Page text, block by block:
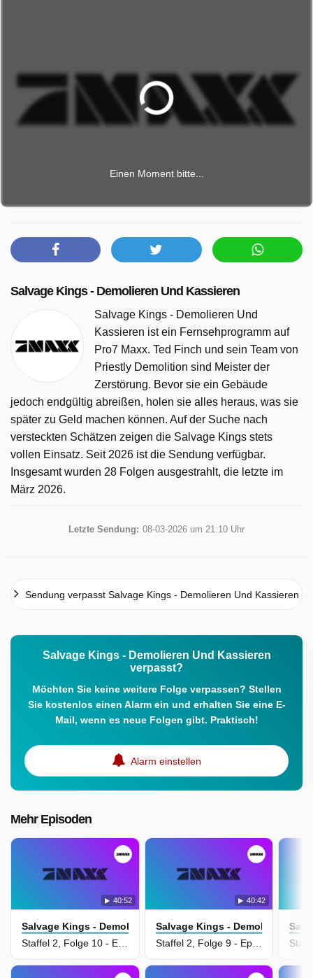
Einen Moment bitte...
Salvage Kings - Demolieren Und Kassieren
Salvage Kings - Demolieren Und
Kassieren ist ein Fernsehprogramm auf
Pro7 Maxx. Ted Finch und sein Team von
Priestly Demolition sind Meister der
Zerstörung. Bevor sie ein Gebäude
jedoch endgültig abreißen, holen sie alles heraus, was sie
später zu Geld machen können. Auf der Suche nach
versteckten Schätzen zeigen die Salvage Kings stets
vollen Einsatz. Seit 2026 ist die Sendung verfügbar.
Insgesamt wurden 28 Folgen ausgestrahlt, die letzte im
März 2026.
Letzte Sendung: 08-03-2026 um 21:10 Uhr
Sendung verpasst Salvage Kings - Demolieren Und Kassieren
Salvage Kings - Demolieren Und Kassieren
verpasst?
Möchten Sie keine weitere Folge verpassen? Stellen
Sie kostenlos einen Alarm ein und erhalten Sie eine E-
Mail, wenn es neue Folgen gibt. Praktisch!
Alarm einstellen
Mehr Episoden
40:52
Salvage Kings - Demolieren Und Kassieren
Staffel 2, Folge 10 - Episode 10
40:42
Salvage Kings - Demolieren Und
Staffel 2, Folge 9 - Episode 9